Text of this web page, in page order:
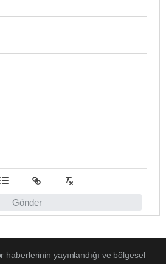
Gönder
yayınlandığı ve bölgesel